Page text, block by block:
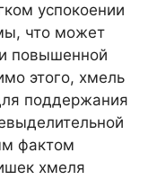
успокоении
что может
повышенной
этого, хмель
поддержания
фактом
хмеля